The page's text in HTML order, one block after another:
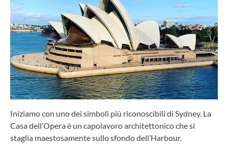
Iniziamo con uno dei simboli più riconoscibili di Sydney. La
Casa dell’Opera è un capolavoro architettonico che si
staglia maestosamente sullo sfondo dell’Harbour.